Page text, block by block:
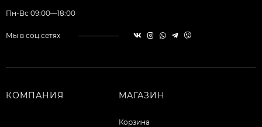
Пн-Вс 09:00—18:00
Мы в соц.сетях
КОМПАНИЯ МАГАЗИН
Корзина